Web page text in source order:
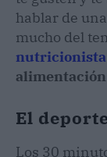
hablar de
mucho del
El
Los 30